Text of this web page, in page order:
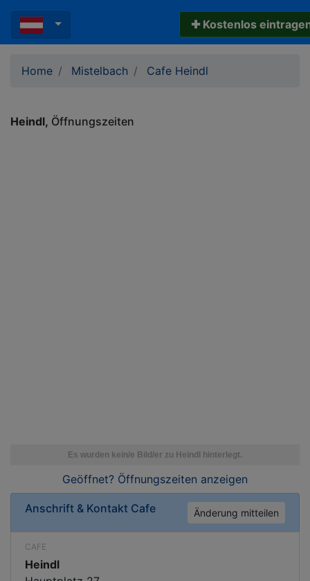
✚ Kostenlos
Home Mistelbach Cafe Heindl
Heindl Öffnungszeiten
Geöffnet? Öffnungszeiten anzeigen
Anschrift & Kontakt Cafe Änderung mitteilen
CAFE
Heindl